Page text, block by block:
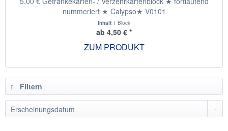
nummeriert ★ Calypso★ V0101
Inhalt 1 Block
ab 4,50 € *
ZUM PRODUKT
Filtern